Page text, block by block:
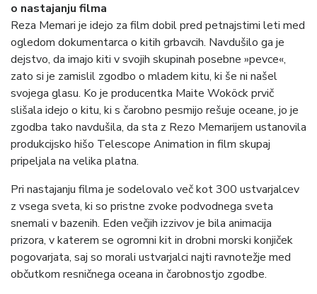
o nastajanju filma
Reza Memari je idejo za film dobil pred petnajstimi leti med
ogledom dokumentarca o kitih grbavcih. Navdušilo ga je
dejstvo, da imajo kiti v svojih skupinah posebne »pevce«,
zato si je zamislil zgodbo o mladem kitu, ki še ni našel
svojega glasu. Ko je producentka Maite Woköck prvič
slišala idejo o kitu, ki s čarobno pesmijo rešuje oceane, jo je
zgodba tako navdušila, da sta z Rezo Memarijem ustanovila
produkcijsko hišo Telescope Animation in film skupaj
pripeljala na velika platna.
Pri nastajanju filma je sodelovalo več kot 300 ustvarjalcev
z vsega sveta, ki so pristne zvoke podvodnega sveta
snemali v bazenih. Eden večjih izzivov je bila animacija
prizora, v katerem se ogromni kit in drobni morski konjiček
pogovarjata, saj so morali ustvarjalci najti ravnotežje med
občutkom resničnega oceana in čarobnostjo zgodbe.